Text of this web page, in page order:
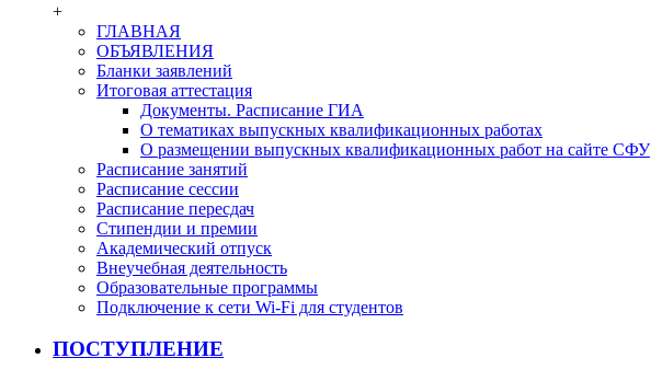
+
ГЛАВНАЯ
ОБЪЯВЛЕНИЯ
Бланки заявлений
Итоговая аттестация
Документы. Расписание ГИА
О тематиках выпускных квалификационных работах
О размещении выпускных квалификационных работ на сайте СФУ
Расписание занятий
Расписание сессии
Расписание пересдач
Стипендии и премии
Академический отпуск
Внеучебная деятельность
Образовательные программы
Подключение к сети Wi-Fi для студентов
ПОСТУПЛЕНИЕ